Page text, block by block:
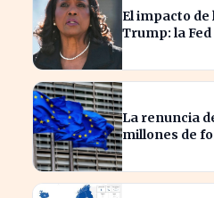
El impacto
Trump: la
La renuncia
millones de